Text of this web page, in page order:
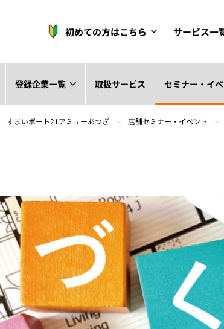
初めての方はこちら サービス一
登録企業一覧 取扱サービス セミナー・イ
すまいポート21アミューあつぎ > 店舗セミナー・イベント >